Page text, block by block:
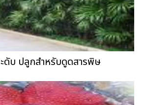
ดับ ปลูกสำหรับดูดสารพิษ